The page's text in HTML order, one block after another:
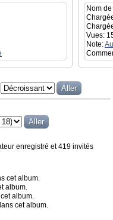
Nom
Vues:
Note:
enregistré et 419 invités
cet album.
album.
album.
cet album.